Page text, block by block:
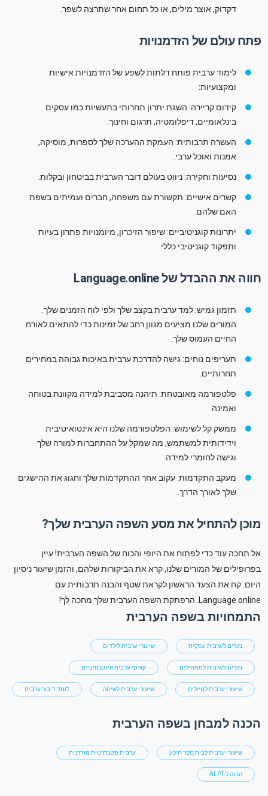
דקדוק, אוצר מילים, או כל תחום אחר שתרצה לשפר.
פתח עולם של הזדמנויות
לימוד ערבית פותח דלתות לשפע של הזדמנויות אישיות
ומקצועיות:
קידום קריירה: השגת יתרון תחרותי בתעשיות כמו עסקים
בינלאומיים, דיפלומטיה, תרגום וחינוך.
העשרה תרבותית: העמקת ההערכה שלך לספרות, מוסיקה,
אמנות ואוכל ערבי.
נסיעות וחקירה: ניווט בעולם דובר הערבית בביטחון ובקלות.
קשרים אישיים: תקשורת עם משפחה, חברים ועמיתים בשפת
האם שלהם.
יתרונות קוגניטיביים: שיפור הזיכרון, מיומנויות פתרון בעיות
ותפקוד קוגניטיבי כללי.
חווה את ההבדל של Language.online
תזמון גמיש: למד ערבית בקצב שלך ולפי לוח הזמנים שלך.
המורים שלנו מציעים מגוון רחב של זמינות כדי להתאים לאורח
החיים העמוס שלך.
תעריפים נוחים: גישה להדרכת ערבית באיכות גבוהה במחירים
תחרותיים.
פלטפורמה מאובטחת: תיהנה מסביבת למידה מקוונת בטוחה
ואמינה.
ממשק קל לשימוש: הפלטפורמה שלנו היא אינטואיטיבית
וידידותית למשתמש, מה שמקל על ההתחברות למורה שלך
וגישה לחומרי למידה.
מעקב התקדמות: עקוב אחר ההתקדמות שלך וחגוג את ההישגים
שלך לאורך הדרך.
מוכן להתחיל את מסע השפה הערבית שלך?
אל תחכה עוד כדי לפתוח את היופי והכוח של השפה הערבית! עיין
בפרופילים של המורים שלנו, קרא את הביקורות שלהם, והזמן שיעור ניסיון
היום. קח את הצעד הראשון לקראת שטף והבנה תרבותית עם
Language.online. הרפתקת השפה הערבית שלך מחכה לך!
התמחויות בשפה הערבית
מורים לערבית עסקית שיעורי ערבית לילדים
מורים לערבית למתחילים קורסי ערבית אינטנסיביים
שיעורי ערבית לטיולים שיעורי ערבית לשיחה לומד דיבור ערבית
הכנה למבחן בשפה הערבית
שיעורי ערבית לבית ספר תיכון ערבית סטנדרטית מודרנית
הכנה ל-ALPT